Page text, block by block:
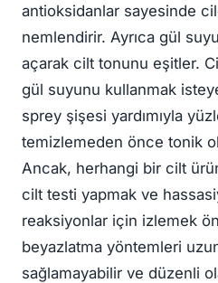
antioksidanlar sayesinde
nemlendirir. Ayrıca gül
açarak cilt tonunu eşitler.
gül suyunu kullanmak
sprey şişesi yardımıyla
temizlemeden önce tonik
Ancak, herhangi bir cilt
cilt testi yapmak ve
reaksiyonlar için izlemek
beyazlatma yöntemleri
sağlamayabilir ve düzenli